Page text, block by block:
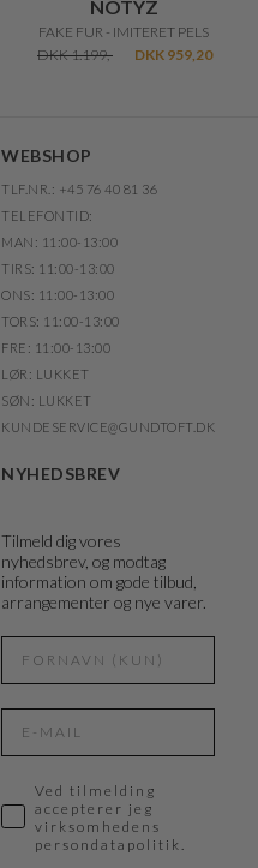
NOTYZ
FAKE FUR - IMITERET PELS
DKK 1.199,-
DKK 959,20
WEBSHOP
TLF.NR.: +45 76 40 81 36
TELEFONTID:
MAN: 11:00-13:00
TIRS: 11:00-13:00
ONS: 11:00-13:00
TORS: 11:00-13:00
FRE: 11:00-13:00
LØR: LUKKET
SØN: LUKKET
KUNDESERVICE@GUNDTOFT.DK
NYHEDSBREV
Tilmeld dig vores
nyhedsbrev, og modtag
information om gode tilbud,
arrangementer og nye varer.
Ved tilmelding
accepterer jeg
virksomhedens
persondatapolitik.